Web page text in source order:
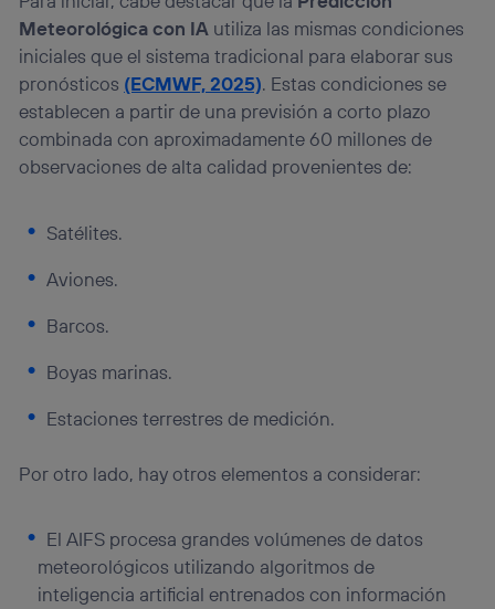
Meteorológica con IA utiliza las mismas condiciones
iniciales que el sistema tradicional para elaborar sus
pronósticos (ECMWF, 2025). Estas condiciones se
establecen a partir de una previsión a corto plazo
combinada con aproximadamente 60 millones de
observaciones de alta calidad provenientes de:
Satélites.
Aviones.
Barcos.
Boyas marinas.
Estaciones terrestres de medición.
Por otro lado, hay otros elementos a considerar:
El AIFS procesa grandes volúmenes de datos
meteorológicos utilizando algoritmos de
inteligencia artificial entrenados con información